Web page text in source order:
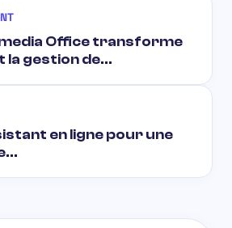
Office transforme
la gestion de…
en ligne pour une